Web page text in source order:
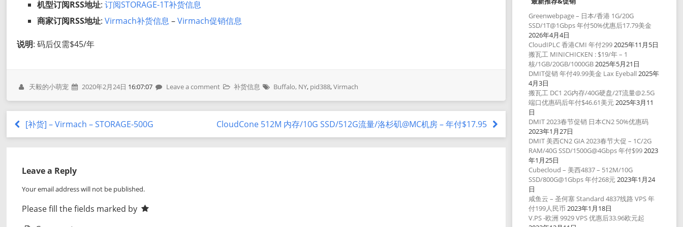
机型订阅RSS地址:订阅STORAGE-1T补货信息
商家订阅RSS地址:Virmach补货信息 –Virmach促销信息
说明: 码后仅需$45/年
天毅的小萌宠 2020年2月24日 16:07:07 Leave a comment 补货信息 Buffalo, NY, pid388,Virmach
[补货] – Virmach – STORAGE-500G CloudCone 512M 内存/10G SSD/512G流量/洛杉矶@MC机房 – 年付$17.95
Leave a Reply
Your email address will not be published.
Please fill the fields marked by
Greenwebpage – 日本/香港 1G/20G
SSD/1T@1Gbps 年付50%优惠后17.79美金
2026年4月4日
CloudIPLC 香港CMI 年付2992025年11月5日
搬瓦工 MINICHICKEN : $19/年 – 1
核/1GB/20GB/1000GB2025年5月21日
DMIT促销 年付49.99美金 Lax Eyeball 2025年
4月3日
搬瓦工 DC1 2G内存/40G硬盘/2T流量@2.5G
端口优惠码后年付$46.61美元2025年3月11
日
DMIT 2023春节促销 日本CN2 50%优惠码
2023年1月27日
DMIT 美西CN2 GIA 2023春节大促 – 1C/2G
RAM/40G SSD/1500G@4Gbps 年付$992023
年1月25日
Cubecloud – 美西4837 – 512M/10G
SSD/800G@1Gbps 年付268元2023年1月24
日
咸鱼云 – 圣何塞 Standard 4837线路 VPS 年
付199人民币 2023年1月18日
V.PS -欧洲 9929 VPS 优惠后33.96欧元起